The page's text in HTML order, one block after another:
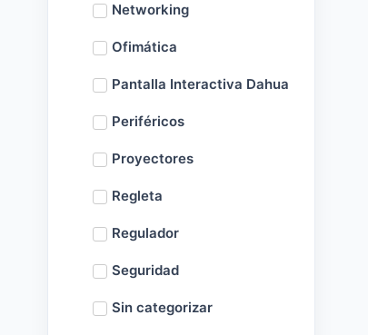
Networking
Ofimática
Pantalla Interactiva Dahua
Periféricos
Proyectores
Regleta
Regulador
Seguridad
Sin categorizar